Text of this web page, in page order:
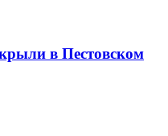
в Пестовском